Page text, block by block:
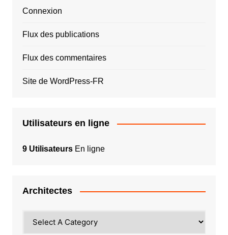
Connexion
Flux des publications
Flux des commentaires
Site de WordPress-FR
Utilisateurs en ligne
9 UtilisateursEn ligne
Architectes